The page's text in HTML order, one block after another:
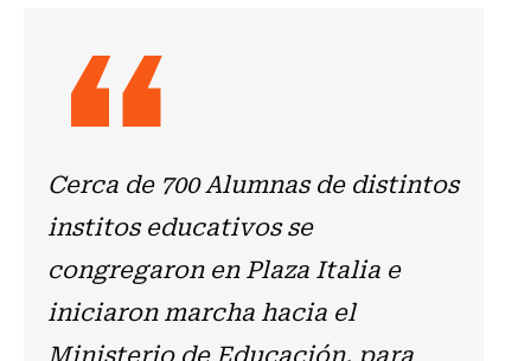
Cerca de 700 Alumnas de distintos
institos educativos se
congregaron en Plaza Italia e
iniciaron marcha hacia el
Ministerio de Educación, para